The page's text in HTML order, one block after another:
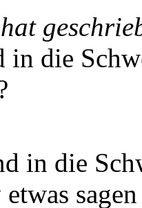
in die
in die